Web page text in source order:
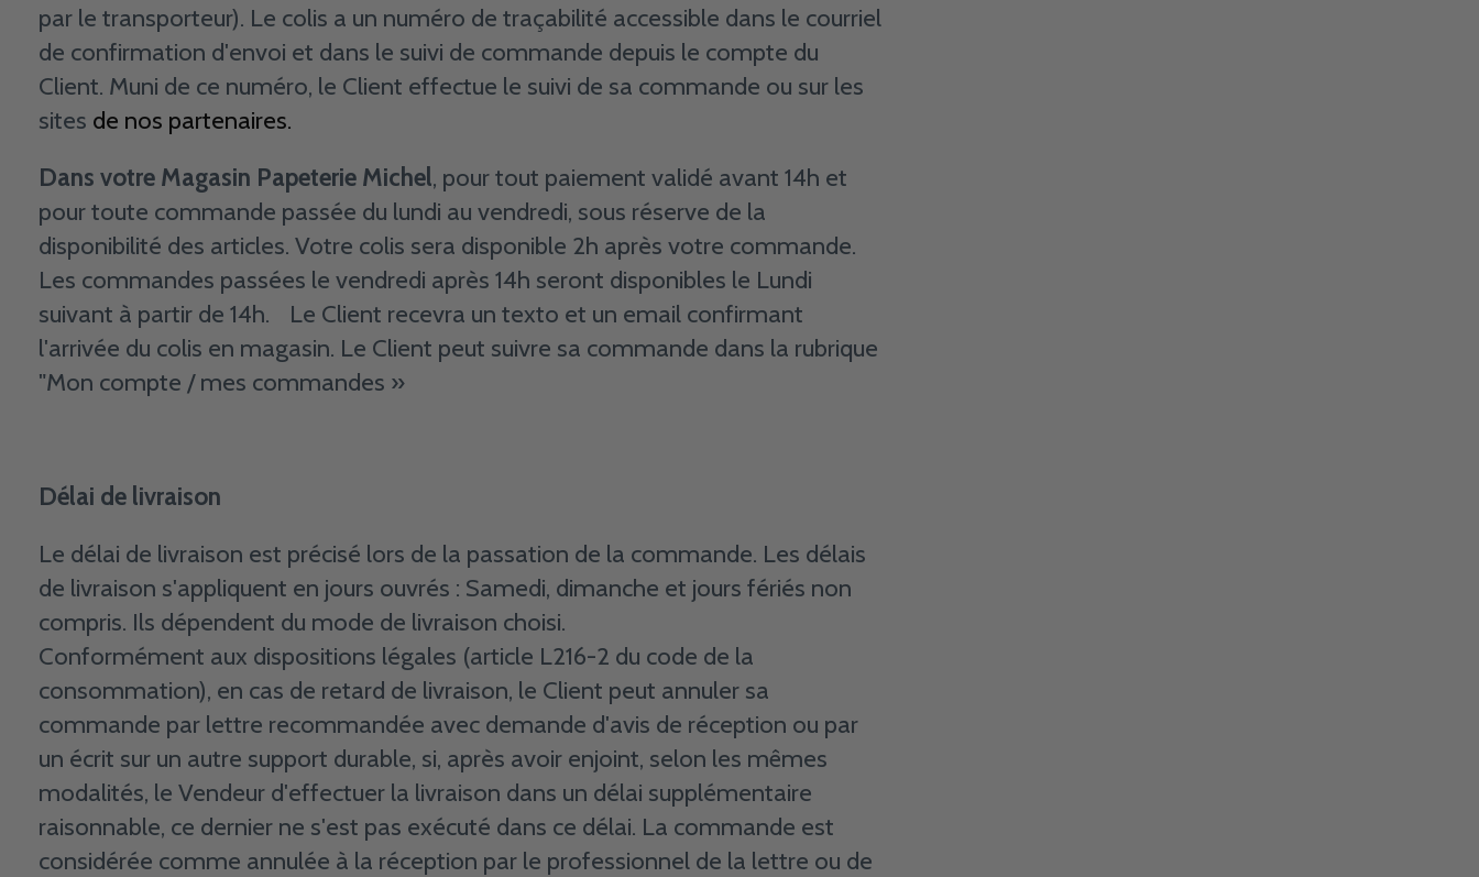
par le transporteur). Le colis a un numéro de traçabilité accessible dans le courriel
de confirmation d'envoi et dans le suivi de commande depuis le compte du
Client. Muni de ce numéro, le Client effectue le suivi de sa commande ou sur les
sites de nos partenaires.
Dans votre Magasin Papeterie Michel, pour tout paiement validé avant 14h et
pour toute commande passée du lundi au vendredi, sous réserve de la
disponibilité des articles. Votre colis sera disponible 2h après votre commande.
Les commandes passées le vendredi après 14h seront disponibles le Lundi
suivant à partir de 14h. Le Client recevra un texto et un email confirmant
l'arrivée du colis en magasin. Le Client peut suivre sa commande dans la rubrique
"Mon compte / mes commandes »
Délai de livraison
Le délai de livraison est précisé lors de la passation de la commande. Les délais
de livraison s'appliquent en jours ouvrés : Samedi, dimanche et jours fériés non
compris. Ils dépendent du mode de livraison choisi.
Conformément aux dispositions légales (article L216-2 du code de la
consommation), en cas de retard de livraison, le Client peut annuler sa
commande par lettre recommandée avec demande d'avis de réception ou par
un écrit sur un autre support durable, si, après avoir enjoint, selon les mêmes
modalités, le Vendeur d'effectuer la livraison dans un délai supplémentaire
raisonnable, ce dernier ne s'est pas exécuté dans ce délai. La commande est
considérée comme annulée à la réception par le professionnel de la lettre ou de